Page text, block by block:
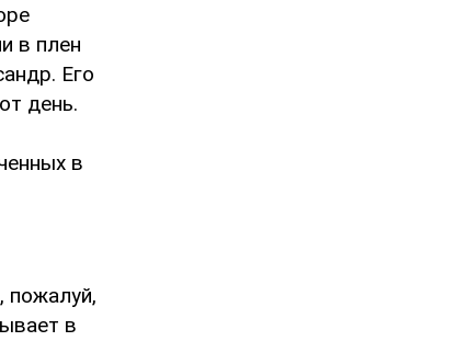
в плен
Его
день.
в
пожалуй,
в